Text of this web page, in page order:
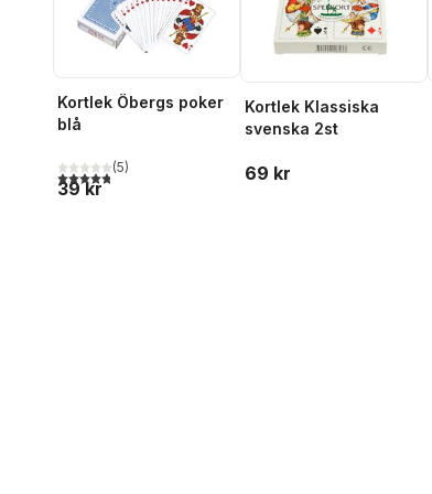
Kortlek Öbergs poker
blå
4,8utav 5 stjärnor. Totalt antal röster:
(5)
39 kr
Kortlek Klassiska
svenska 2st
69 kr